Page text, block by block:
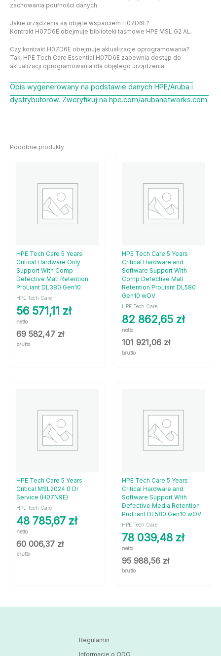
zachowania poufności danych.
Jakie urządzenia są objęte wsparciem H07D6E?
Kontrakt H07D6E obejmuje biblioteki taśmowe HPE MSL G2 AL.
Czy kontrakt H07D6E obejmuje aktualizacje oprogramowania?
Tak, HPE Tech Care Essential H07D6E zapewnia dostęp do
aktualizacji oprogramowania dla objętego urządzenia.
Opis wygenerowany na podstawie danych HPE/Aruba i
dystrybutorów. Zweryfikuj na hpe.com/arubanetworks.com.
Podobne produkty
HPE Tech Care 5 Years
Critical Hardware Only
Support With Comp
Defective Matl Retention
ProLiant DL380 Gen10
HPE Tech Care
56 571,11 zł
netto
69 582,47 zł
brutto
HPE Tech Care 5 Years
Critical Hardware and
Software Support With
Comp Defective Matl
Retention ProLiant DL580
Gen10 wOV
HPE Tech Care
82 862,65 zł
netto
101 921,06 zł
brutto
HPE Tech Care 5 Years
Critical MSL2024 0 Dr
Service (H07N9E)
HPE Tech Care
48 785,67 zł
netto
60 006,37 zł
brutto
HPE Tech Care 5 Years
Critical Hardware and
Software Support With
Defective Media Retention
ProLiant DL580 Gen10 wOV
HPE Tech Care
78 039,48 zł
netto
95 988,56 zł
brutto
Regulamin
Informacje o ODO